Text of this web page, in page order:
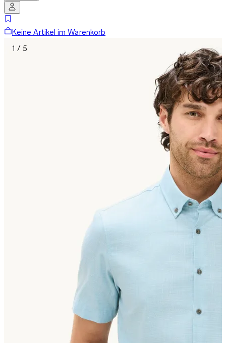
Keine Artikel im Warenkorb
1 / 5